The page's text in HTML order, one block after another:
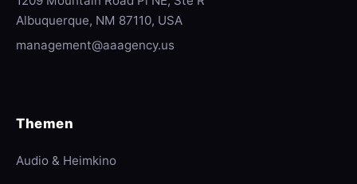
Albuquerque, NM 87110, USA
management@aaagency.us
Themen
Audio & Heimkino